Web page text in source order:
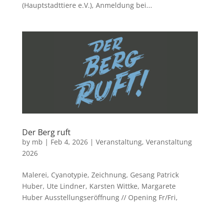
(Hauptstadttiere e.V.), Anmeldung bei...
Der Berg ruft
by mb | Feb 4, 2026| Veranstaltung, Veranstaltung
2026
Malerei, Cyanotypie, Zeichnung, Gesang Patrick
Huber, Ute Lindner, Karsten Wittke, Margarete
Huber Ausstellungseröffnung // Opening Fr/Fri,